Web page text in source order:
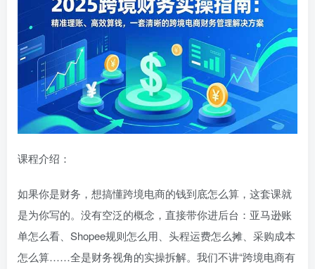
课程介绍：
如果你是财务，想搞懂跨境电商的钱到底怎么算，这套课就
是为你写的。没有空泛的概念，直接带你进后台：亚马逊账
单怎么看、Shopee规则怎么用、头程运费怎么摊、采购成本
怎么算……全是财务视角的实操拆解。我们不讲“跨境电商有